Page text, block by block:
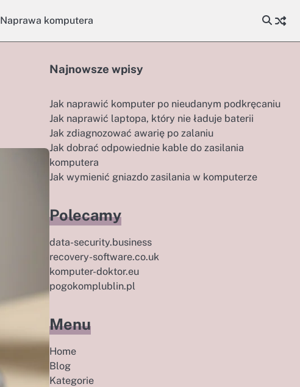
Naprawa komputera
Najnowsze wpisy
Jak naprawić komputer po nieudanym podkręcaniu
Jak naprawić laptopa, który nie ładuje baterii
Jak zdiagnozować awarię po zalaniu
Jak dobrać odpowiednie kable do zasilania
komputera
Jak wymienić gniazdo zasilania w komputerze
Polecamy
data-security.business
recovery-software.co.uk
komputer-doktor.eu
pogokomplublin.pl
Menu
Home
Blog
Kategorie